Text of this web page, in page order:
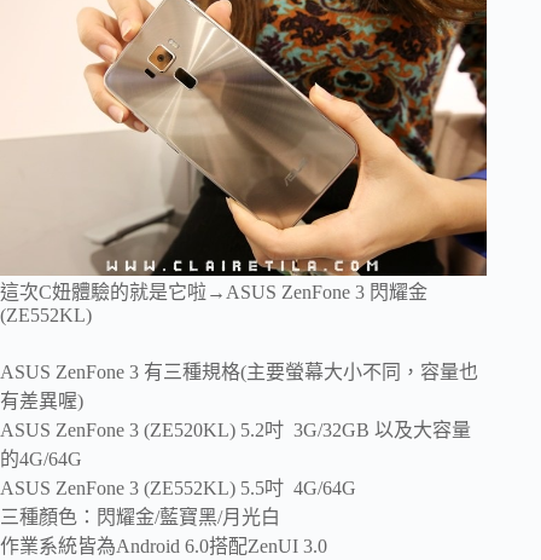
這次C妞體驗的就是它啦→ASUS ZenFone 3 閃耀金
(ZE552KL)
ASUS ZenFone 3 有三種規格(主要螢幕大小不同，容量也
有差異喔)
ASUS ZenFone 3 (ZE520KL) 5.2吋 3G/32GB 以及大容量
的4G/64G
ASUS ZenFone 3 (ZE552KL) 5.5吋 4G/64G
三種顏色：閃耀金/藍寶黑/月光白
作業系統皆為Android 6.0搭配ZenUI 3.0